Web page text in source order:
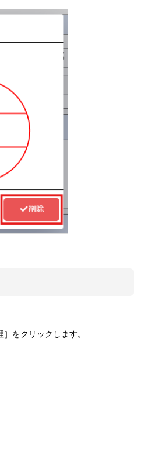
をクリックします。